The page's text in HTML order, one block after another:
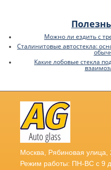
Можно ли ездить с
Сталинитовые автостекла:
Какие лобовые стекла
Москва, Рябиновая улица,
Режим работы: ПН-ВС с 9